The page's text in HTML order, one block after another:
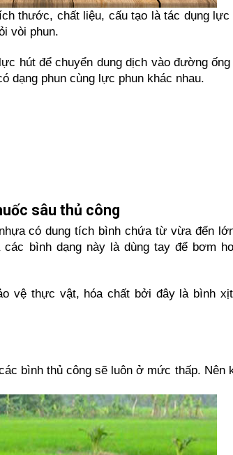
thước, chất liệu, cấu tạo là tác dụng lực
vòi phun.
hút để chuyển dung dịch vào đường
dạng phun cùng lực phun khác nhau.
sâu thủ công
có dung tích bình chứa từ vừa đến
bình dạng này là dùng tay để bơm
vệ thực vật, hóa chất bởi đây là bình
bình thủ công sẽ luôn ở mức thấp. Nên